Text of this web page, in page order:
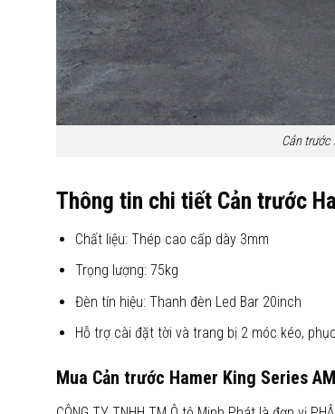
Cản trước
Thông tin chi tiết Cản trước
Chất liệu: Thép cao cấp dày 3mm
Trọng lượng: 75kg
Đèn tín hiệu: Thanh đèn Led Bar 20inch
Hỗ trợ cài đặt tời và trang bị 2 móc kéo,
Mua Cản trước Hamer King Series